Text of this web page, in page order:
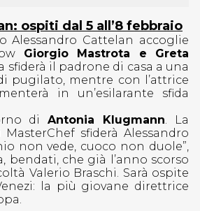
ospiti dal 5 all’8 febbraio
Alessandro Cattelan accoglie
Giorgio Mastrota e Greta
sfiderà il padrone di casa a una
pugilato, mentre con l’attrice
in un’esilarante sfida
diAntonia Klugmann. La
sfiderà Alessandro
non vede, cuoco non duole”,
bendati, che già l’anno scorso
Valerio Braschi. Sarà ospite
la più giovane direttrice